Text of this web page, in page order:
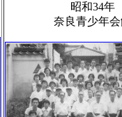
昭和34年
奈良青少年